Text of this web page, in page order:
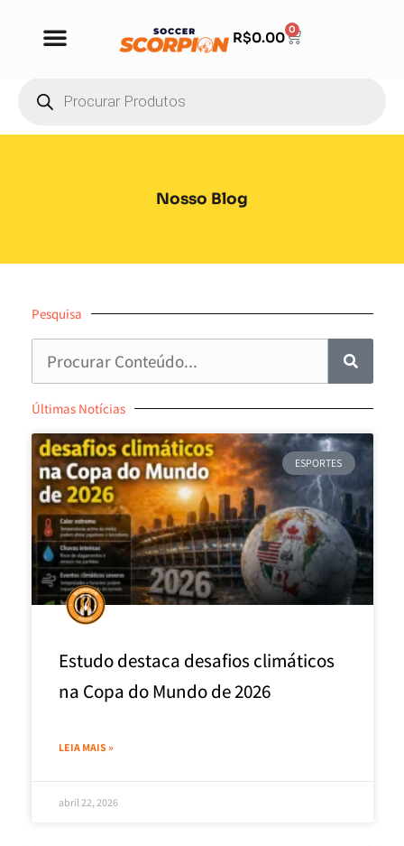
R$0.00 0
Nosso Blog
Pesquisa
Últimas Notícias
ESPORTES
Estudo destaca desafios climáticos
na Copa do Mundo de 2026
LEIA MAIS »
abril 22, 2026